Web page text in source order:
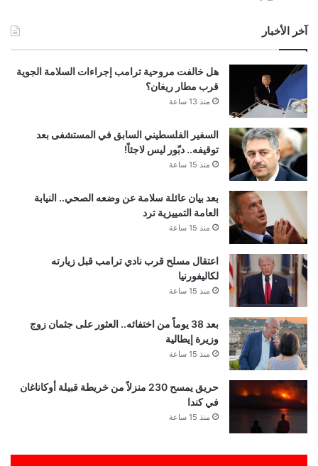
آخر الأخبار
هل خالفت مروحية ترامب إجراءات السلامة الجوية
قرب مطار ريغان؟
منذ 13 ساعة
السفير الفلسطيني السابق في المستشفى بعد
توقيفه.. دبّور ليس لاجئاً!
منذ 15 ساعة
بعد بيان عائلة سلامة عن وضعه الصحي.. النيابة
العامة التمييزية ترد
منذ 15 ساعة
اعتقال مسلح قرب نادي ترامب قبل زيارته
لكاليفورنيا
منذ 15 ساعة
بعد 38 يوماً من اختفائه.. العثور على جثمان زوج
وزيرة إيطالية
منذ 15 ساعة
حريق يمسح 230 منزلاً من خريطة قبيلة أوكاناغان
في كندا
منذ 15 ساعة